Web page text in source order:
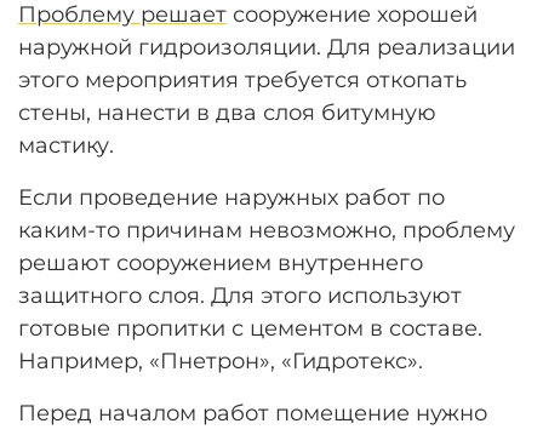
Проблему решает сооружение хорошей
наружной гидроизоляции. Для реализации
этого мероприятия требуется откопать
стены, нанести в два слоя битумную
мастику.
Если проведение наружных работ по
каким-то причинам невозможно, проблему
решают сооружением внутреннего
защитного слоя. Для этого используют
готовые пропитки с цементом в составе.
Например, «Пнетрон», «Гидротекс».
Перед началом работ помещение нужно